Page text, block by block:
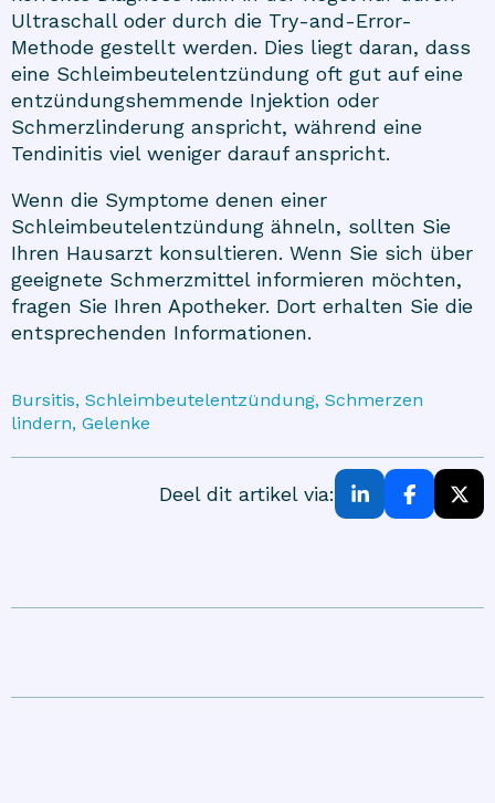
Ultraschall oder durch die Try-and-Error-
Methode gestellt werden. Dies liegt daran, dass
eine Schleimbeutelentzündung oft gut auf eine
entzündungshemmende Injektion oder
Schmerzlinderung anspricht, während eine
Tendinitis viel weniger darauf anspricht.
Wenn die Symptome denen einer
Schleimbeutelentzündung ähneln, sollten Sie
Ihren Hausarzt konsultieren. Wenn Sie sich über
geeignete Schmerzmittel informieren möchten,
fragen Sie Ihren Apotheker. Dort erhalten Sie die
entsprechenden Informationen.
Bursitis, Schleimbeutelentzündung, Schmerzen
lindern, Gelenke
Deel dit artikel via: